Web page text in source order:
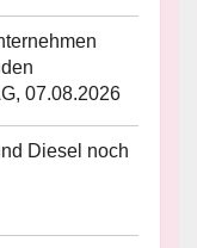
07.08.2026
Diesel noch